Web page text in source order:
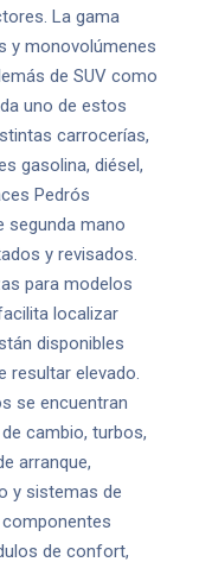
La gama
y monovolúmenes
de SUV como
uno de estos
carrocerías,
gasolina, diésel,
Pedrós
segunda mano
y revisados.
para modelos
localizar
disponibles
resultar elevado.
se encuentran
cambio, turbos,
arranque,
y sistemas de
de confort,